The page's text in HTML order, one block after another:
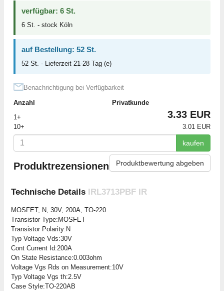
verfügbar: 6 St.
6 St. - stock Köln
auf Bestellung: 52 St.
52 St. - Lieferzeit 21-28 Tag (e)
Benachrichtigung bei Verfügbarkeit
Anzahl
Privatkunde
1+
3.33 EUR
10+ 3.01 EUR
kaufen
Produktrezensionen Produktbewertung abgeben
Technische Details IRL3713PBF IR
MOSFET, N, 30V, 200A, TO-220
Transistor Type:MOSFET
Transistor Polarity:N
Typ Voltage Vds:30V
Cont Current Id:200A
On State Resistance:0.003ohm
Voltage Vgs Rds on Measurement:10V
Typ Voltage Vgs th:2.5V
Case Style:TO-220AB